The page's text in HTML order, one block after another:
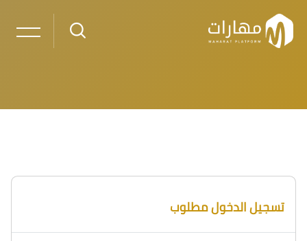
تسجيل الدخول مطلوب